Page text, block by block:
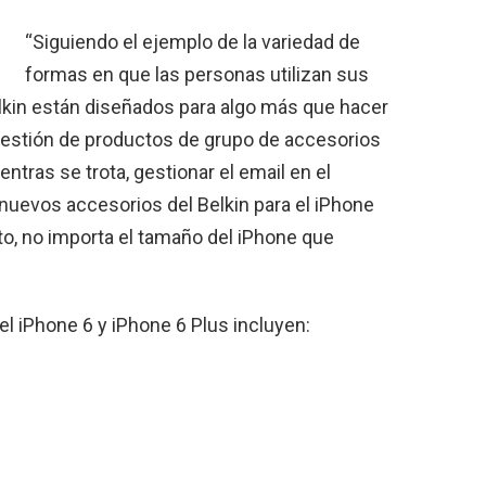
“Siguiendo el ejemplo de la variedad de
formas en que las personas utilizan sus
están diseñados para algo más que hacer
de productos de grupo de accesorios
se trota, gestionar el email en el
accesorios del Belkin para el iPhone
no importa el tamaño del iPhone que
iPhone 6 y iPhone 6 Plus incluyen: